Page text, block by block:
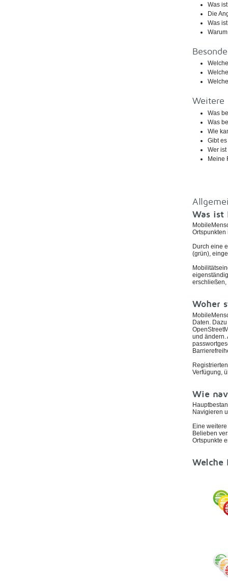
Was
Die
Was
Weitere
Was
Was
Wie
Gibt
Wer
Meine
Was ist
Durch eine
(grün),
erschließen,
Woher
Daten.
und ändern.
Verfügung,
Wie
Navigieren
Eine
Belieben
Ortspunkte
Welche